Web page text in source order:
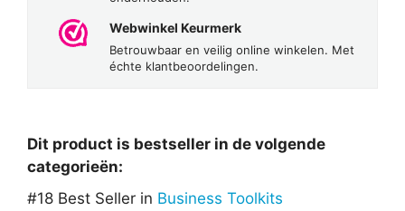
Webwinkel Keurmerk
Betrouwbaar en veilig online winkelen. Met
échte klantbeoordelingen.
Dit product is bestseller in de volgende
categorieën:
#18 Best Seller in Business Toolkits